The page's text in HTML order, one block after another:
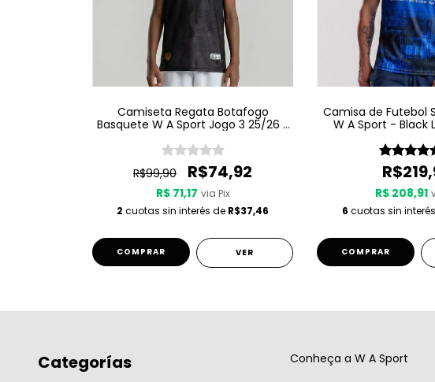
Camiseta Regata Botafogo
Basquete W A Sport Jogo 3 25/26 -
R$99,90 R$74,92
R$ 71,17 via Pix
2 cuotas sin interés de R$37,46
COMPRAR VER
Camisa de Futebol
W A Sport - Black
R$ 208,91
6 cuotas sin
COMPRAR
Categorías Conheça a W A Sport